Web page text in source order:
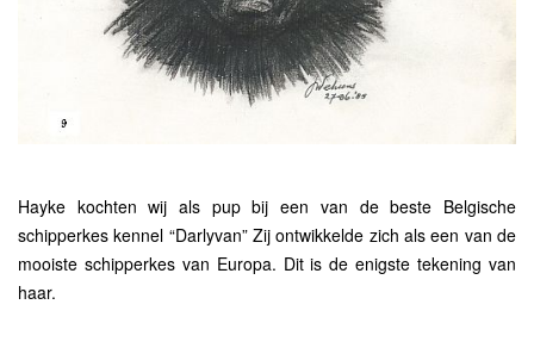
Hayke kochten wij als pup bij een van de beste Belgische
schipperkes kennel “Darlyvan” Zij ontwikkelde zich als een van de
mooiste schipperkes van Europa. Dit is de enigste tekening van
haar.